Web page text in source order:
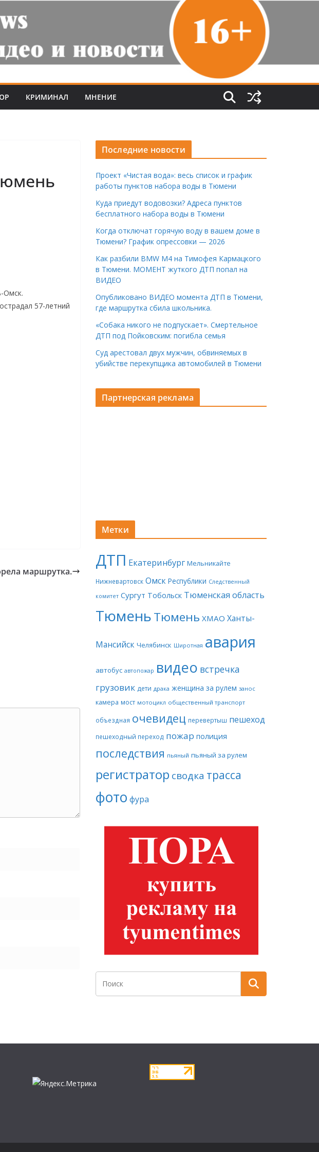
КРИМИНАЛ МНЕНИЕ
Омск.
57-летний
маршрутка.
Последние новости
Проект «Чистая вода»: весь список и график
работы пунктов набора воды в Тюмени
Куда приедут водовозки? Адреса пунктов
бесплатного набора воды в Тюмени
Когда отключат горячую воду в вашем доме в
Тюмени? График опрессовки — 2026
Как разбили BMW M4 на Тимофея Кармацкого
в Тюмени. МОМЕНТ жуткого ДТП попал на
ВИДЕО
Опубликовано ВИДЕО момента ДТП в Тюмени,
где маршрутка сбила школьника.
«Собака никого не подпускает». Смертельное
ДТП под Пойковским: погибла семья
Суд арестовал двух мужчин, обвиняемых в
убийстве перекупщика автомобилей в Тюмени
Партнерская реклама
Метки
ДТП Екатеринбург Мельникайте
Нижневартовск Омск Республики Следственный
комитет Сургут Тобольск Тюменская область
ТюменьТюмень ХМАО Ханты-
Мансийск Челябинск Широтная авария
автобус автопожар видео встречка
грузовик дети драка женщина за рулем занос
камера мост мотоцикл общественный транспорт
объездная очевидец перевертыш пешеход
пешеходный переход пожар полиция
последствия пьяный пьяный за рулем
регистратор сводка трасса
фото фура